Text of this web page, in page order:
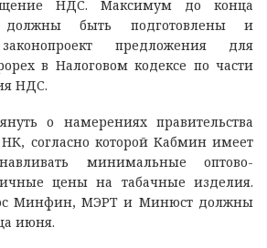
НДС. Максимум до конца
должны быть подготовлены и
предложения для
в Налоговом кодексе по части
НДС.
о намерениях правительства
согласно которой Кабмин имеет
минимальные оптово-
цены на табачные изделия.
Минфин, МЭРТ и Минюст должны
июня.